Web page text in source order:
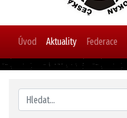
Úvod Aktuality Federace